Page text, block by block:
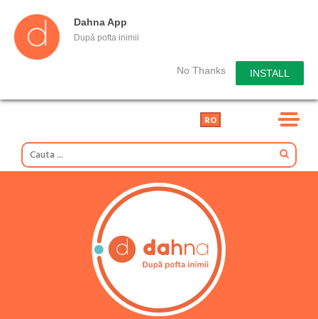
Dahna App
După pofta inimii
No Thanks INSTALL
RO